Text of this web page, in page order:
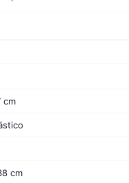
cm
cm